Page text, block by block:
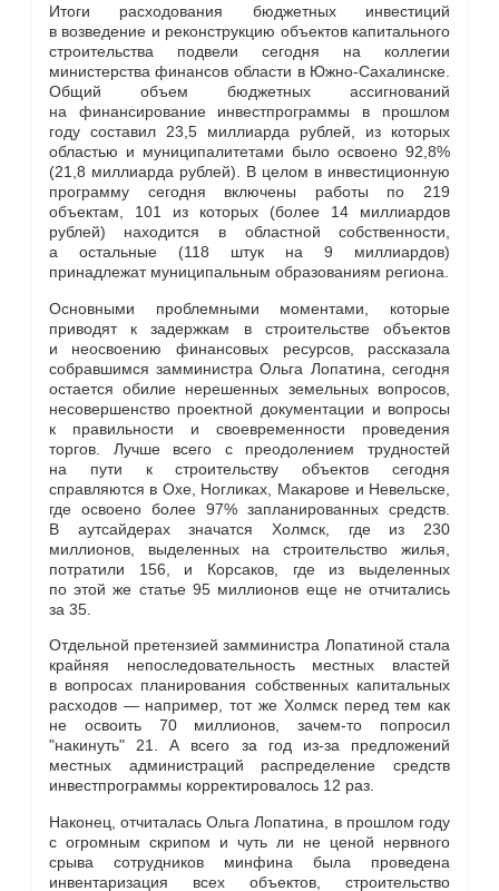
Итоги расходования бюджетных инвестиций
в возведение и реконструкцию объектов капитального
строительства подвели сегодня на коллегии
министерства финансов области в Южно-Сахалинске.
Общий объем бюджетных ассигнований
на финансирование инвестпрограммы в прошлом
году составил 23,5 миллиарда рублей, из которых
областью и муниципалитетами было освоено 92,8%
(21,8 миллиарда рублей). В целом в инвестиционную
программу сегодня включены работы по 219
объектам, 101 из которых (более 14 миллиардов
рублей) находится в областной собственности,
а остальные (118 штук на 9 миллиардов)
принадлежат муниципальным образованиям региона.
Основными проблемными моментами, которые
приводят к задержкам в строительстве объектов
и неосвоению финансовых ресурсов, рассказала
собравшимся замминистра Ольга Лопатина, сегодня
остается обилие нерешенных земельных вопросов,
несовершенство проектной документации и вопросы
к правильности и своевременности проведения
торгов. Лучше всего с преодолением трудностей
на пути к строительству объектов сегодня
справляются в Охе, Ногликах, Макарове и Невельске,
где освоено более 97% запланированных средств.
В аутсайдерах значатся Холмск, где из 230
миллионов, выделенных на строительство жилья,
потратили 156, и Корсаков, где из выделенных
по этой же статье 95 миллионов еще не отчитались
за 35.
Отдельной претензией замминистра Лопатиной стала
крайняя непоследовательность местных властей
в вопросах планирования собственных капитальных
расходов — например, тот же Холмск перед тем как
не освоить 70 миллионов, зачем-то попросил
"накинуть" 21. А всего за год из-за предложений
местных администраций распределение средств
инвестпрограммы корректировалось 12 раз.
Наконец, отчиталась Ольга Лопатина, в прошлом году
с огромным скрипом и чуть ли не ценой нервного
срыва сотрудников минфина была проведена
инвентаризация всех объектов, строительство